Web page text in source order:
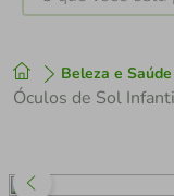
Beleza e Saúde
1º tenis